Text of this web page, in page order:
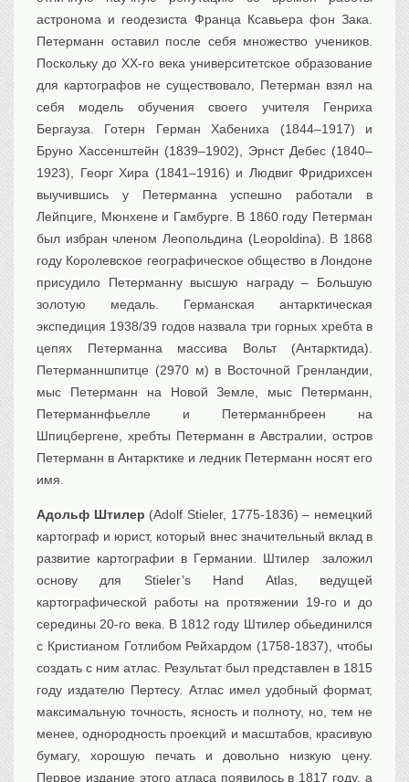
астронома и геодезиста Франца Ксавьера фон Зака.
Петерманн оставил после себя множество учеников.
Поскольку до XX-го века университетское образование
для картографов не существовало, Петерман взял на
себя модель обучения своего учителя Генриха
Бергауза. Готерн Герман Хабениха (1844–1917) и
Бруно Хассенштейн (1839–1902), Эрнст Дебес (1840–
1923), Георг Хира (1841–1916) и Людвиг Фридрихсен
выучившись у Петерманна успешно работали в
Лейпциге, Мюнхене и Гамбурге. В 1860 году Петерман
был избран членом Леопольдина (Leopoldina). В 1868
году Королевское географическое общество в Лондоне
присудило Петерманну высшую награду – Большую
золотую медаль. Германская антарктическая
экспедиция 1938/39 годов назвала три горных хребта в
цепях Петерманна массива Вольт (Антарктида).
Петерманншпитце (2970 м) в Восточной Гренландии,
мыс Петерманн на Новой Земле, мыс Петерманн,
Петерманнфьелле и Петерманнбреен на
Шпицбергене, хребты Петерманн в Австралии, остров
Петерманн в Антарктике и ледник Петерманн носят его
имя.
Адольф Штилер (Adolf Stieler, 1775-1836) – немецкий
картограф и юрист, который внес значительный вклад в
развитие картографии в Германии. Штилер заложил
основу для Stieler’s Hand Atlas, ведущей
картографической работы на протяжении 19-го и до
середины 20-го века. В 1812 году Штилер обьединился
с Кристианом Готлибом Рейхардом (1758-1837), чтобы
создать с ним атлас. Результат был представлен в 1815
году издателю Пертесу. Атлас имел удобный формат,
максимальную точность, ясность и полноту, но, тем не
менее, однородность проекций и масштабов, красивую
бумагу, хорошую печать и довольно низкую цену.
Первое издание этого атласа появилось в 1817 году, а